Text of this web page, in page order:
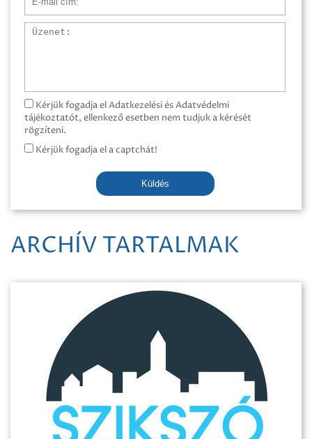
Üzenet
Kérjük fogadja el Adatkezelési és Adatvédelmi
tájékoztatót, ellenkező esetben nem tudjuk a kérését
rögzíteni.
Kérjük fogadja el a captchát!
Küldés
ARCHÍV TARTALMAK